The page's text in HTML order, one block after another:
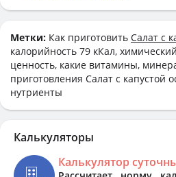
Метки: Как приготовить Салат с
калорийность 79 кКал,
ценность, какие витамины,
приготовления Салат с капустой
нутриенты
Калькуляторы
Калькулятор